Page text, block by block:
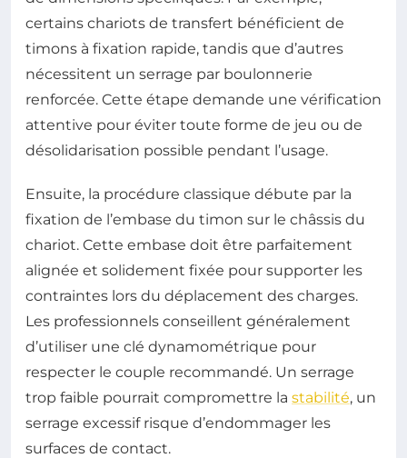
certains chariots de transfert bénéficient de
timons à fixation rapide, tandis que d’autres
nécessitent un serrage par boulonnerie
renforcée. Cette étape demande une vérification
attentive pour éviter toute forme de jeu ou de
désolidarisation possible pendant l’usage.
Ensuite, la procédure classique débute par la
fixation de l’embase du timon sur le châssis du
chariot. Cette embase doit être parfaitement
alignée et solidement fixée pour supporter les
contraintes lors du déplacement des charges.
Les professionnels conseillent généralement
d’utiliser une clé dynamométrique pour
respecter le couple recommandé. Un serrage
trop faible pourrait compromettre la stabilité, un
serrage excessif risque d’endommager les
surfaces de contact.